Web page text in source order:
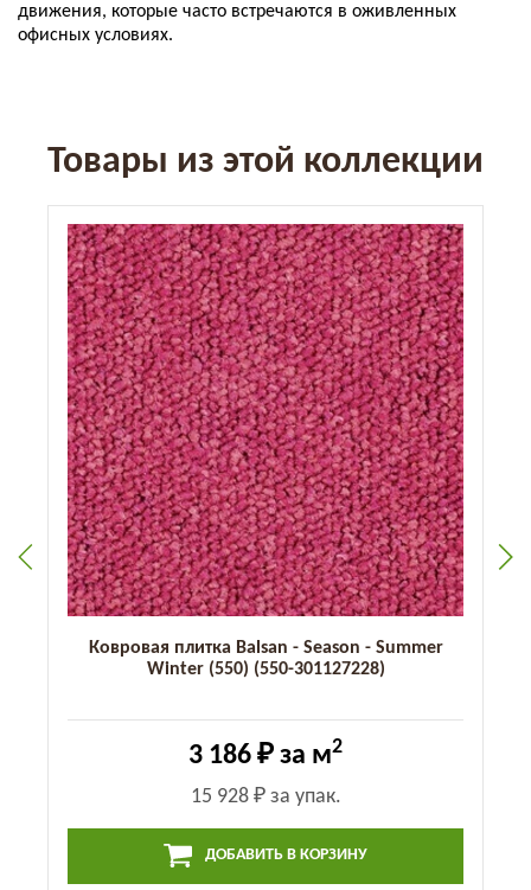
движения, которые часто встречаются в оживленных
офисных условиях.
Товары из этой коллекции
Ковровая плитка Balsan - Season - Summer
Winter (550) (550-301127228)
3 186 ₽ за м2
15 928 ₽за упак.
ДОБАВИТЬ В КОРЗИНУ